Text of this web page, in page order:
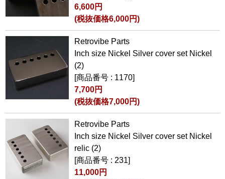
6,600円
(税抜価格6,000円)
Retrovibe Parts
Inch size Nickel Silver cover set Nickel
(2)
[商品番号 : 1170]
7,700円
(税抜価格7,000円)
Retrovibe Parts
Inch size Nickel Silver cover set Nickel
relic (2)
[商品番号 : 231]
11,000円